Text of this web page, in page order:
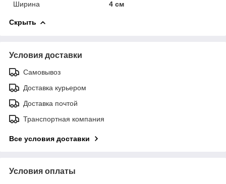
Ширина
4 см
Скрыть
Условия доставки
Самовывоз
Доставка курьером
Доставка почтой
Транспортная компания
Все условия доставки
Условия оплаты